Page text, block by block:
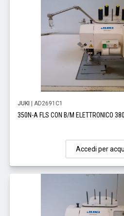
JUKI | AD2691C1
350N-A FLS CON B/M ELETTRONICO
Accedi per